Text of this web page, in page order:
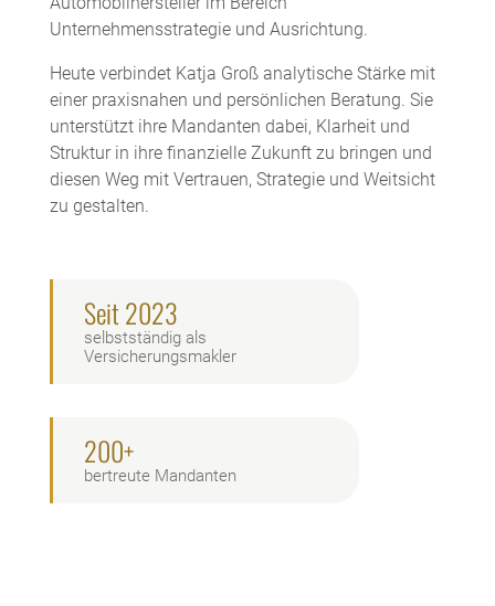
Unternehmensstrategie und Ausrichtung.
Heute verbindet Katja Groß analytische Stärke mit
einer praxisnahen und persönlichen Beratung. Sie
unterstützt ihre Mandanten dabei, Klarheit und
Struktur in ihre finanzielle Zukunft zu bringen und
diesen Weg mit Vertrauen, Strategie und Weitsicht
zu gestalten.
Seit 2023
selbstständig als
Versicherungsmakler
200+
bertreute Mandanten